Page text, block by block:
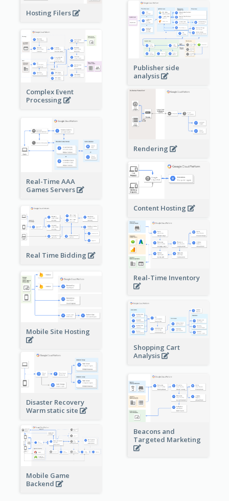
Hosting Filers
Publisher side
analysis
Complex Event
Processing
Rendering
Real-Time AAA
Games Servers
Content Hosting
Real Time Bidding
Real-Time Inventory
Mobile Site Hosting
Shopping Cart
Analysis
Disaster Recovery
Warm static site
Beacons and
Targeted Marketing
Mobile Game
Backend